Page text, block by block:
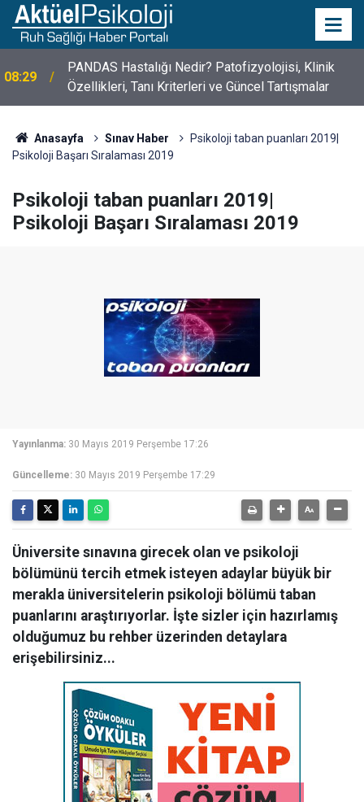
10:30
10 Mayıs Psikologlar Günü Nasıl Ortaya Çıktı? 10
Mayıs Tarihinin Hikayesi
Anasayfa Sınav Haber
Psikoloji taban puanları 2019|
Psikoloji Başarı Sıralaması 2019
Psikoloji taban puanları 2019|
Psikoloji Başarı Sıralaması 2019
Yayınlanma: 30 Mayıs 2019 Perşembe 17:26
Güncelleme: 30 Mayıs 2019 Perşembe 17:29
Üniversite sınavına girecek olan ve psikoloji
bölümünü tercih etmek isteyen adaylar büyük bir
merakla üniversitelerin psikoloji bölümü taban
puanlarını araştırıyorlar. İşte sizler için hazırlamış
olduğumuz bu rehber üzerinden detaylara
erişebilirsiniz...